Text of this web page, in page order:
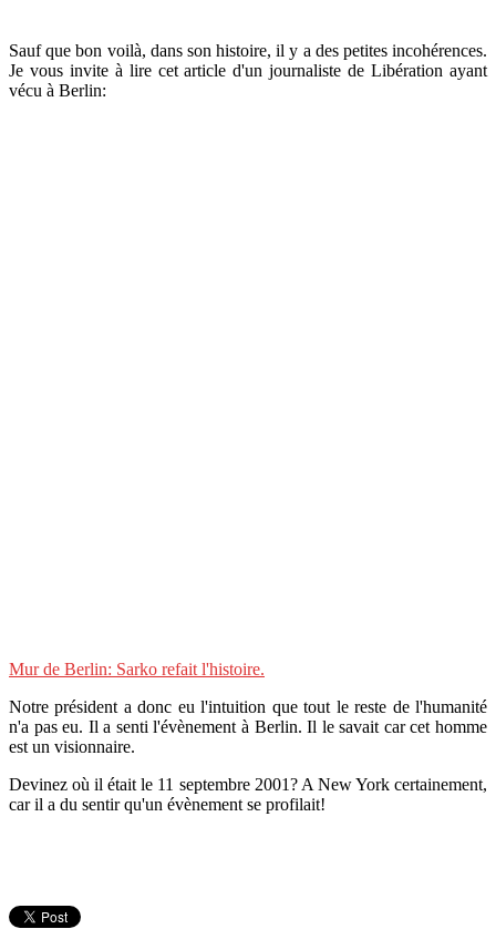
Sauf que bon voilà, dans son histoire, il y a des petites incohérences.
Je vous invite à lire cet article d'un journaliste de Libération ayant
vécu à Berlin:
Mur de Berlin: Sarko refait l'histoire.
Notre président a donc eu l'intuition que tout le reste de l'humanité
n'a pas eu. Il a senti l'évènement à Berlin. Il le savait car cet homme
est un visionnaire.
Devinez où il était le 11 septembre 2001? A New York certainement,
car il a du sentir qu'un évènement se profilait!